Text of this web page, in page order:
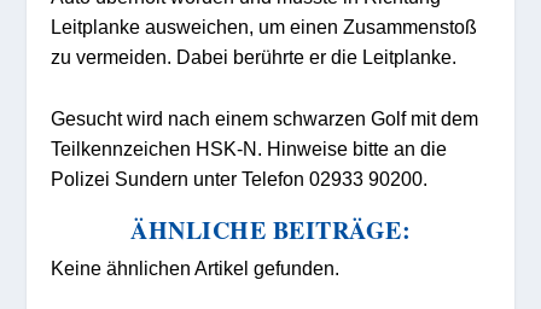
Leitplanke ausweichen, um einen Zusammenstoß
zu vermeiden. Dabei berührte er die Leitplanke.
Gesucht wird nach einem schwarzen Golf mit dem
Teilkennzeichen HSK-N. Hinweise bitte an die
Polizei Sundern unter Telefon 02933 90200.
ÄHNLICHE BEITRÄGE:
Keine ähnlichen Artikel gefunden.